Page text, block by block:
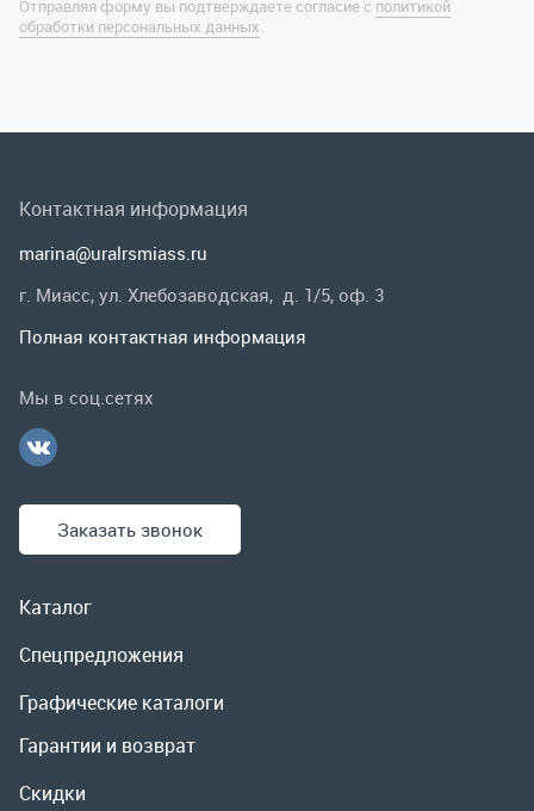
Спецпредложения
Гарантии и возврат
marina@uralrsmiass.ru
Заказать звонок